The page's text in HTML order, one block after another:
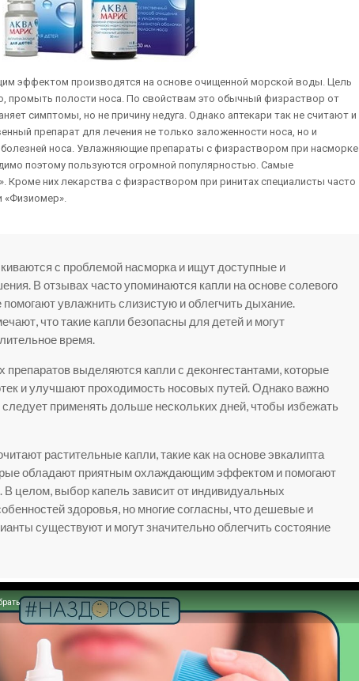
эффектом производятся на основе очищенной морской воды. Цель
промыть полости носа. По свойствам это обычный физраствор от
симптомы, но не причину недуга. Однако аптекари так не считают и
препарат для лечения не только заложенности носа, но и
болезней носа. Увлажняющие препараты с физраствором при насморке
поэтому пользуются огромной популярностью. Самые
Кроме них лекарства с физраствором при ринитах специалисты часто
«Физиомер».
с проблемой насморка и ищут доступные и
В отзывах часто упоминаются капли на основе солевого
помогают увлажнить слизистую и облегчить дыхание.
что такие капли безопасны для детей и могут
время.
выделяются капли с деконгестантами, которые
и улучшают проходимость носовых путей. Однако важно
следует применять дольше нескольких дней, чтобы избежать
растительные капли, такие как на основе эвкалипта
обладают приятным охлаждающим эффектом и помогают
В целом, выбор капель зависит от индивидуальных
здоровья, но многие согласны, что дешевые и
существуют и могут значительно облегчить состояние